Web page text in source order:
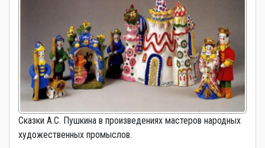
Сказки А.С. Пушкина в произведениях мастеров народных
художественных промыслов.